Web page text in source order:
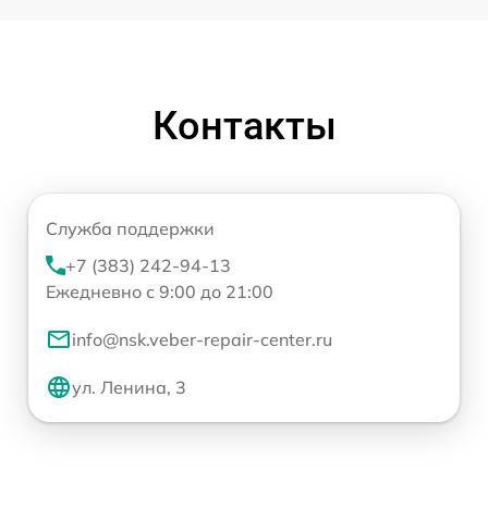
Контакты
Служба поддержки
+7 (383) 242-94-13
Ежедневно с 9:00 до 21:00
info@nsk.veber-repair-center.ru
ул. Ленина, 3